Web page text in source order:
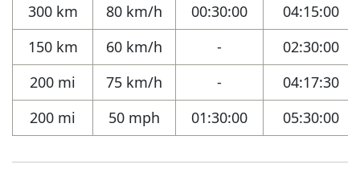
300 km
80 km/h 00:30:00
04:15:00
150 km
60 km/h -
02:30:00
200 mi
75 km/h -
04:17:30
200 mi
50 mph 01:30:00 05:30:00